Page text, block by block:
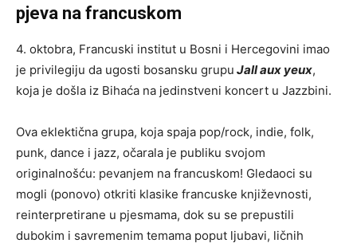
pjeva na francuskom
4. oktobra, Francuski institut u Bosni i Hercegovini imao
je privilegiju da ugosti bosansku grupu Jall aux yeux,
koja je došla iz Bihaća na jedinstveni koncert u Jazzbini.
Ova eklektična grupa, koja spaja pop/rock, indie, folk,
punk, dance i jazz, očarala je publiku svojom
originalnošću: pevanjem na francuskom! Gledaoci su
mogli (ponovo) otkriti klasike francuske književnosti,
reinterpretirane u pjesmama, dok su se prepustili
dubokim i savremenim temama poput ljubavi, ličnih